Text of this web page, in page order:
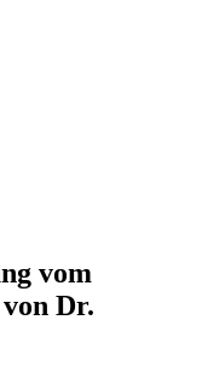
vom
Dr.